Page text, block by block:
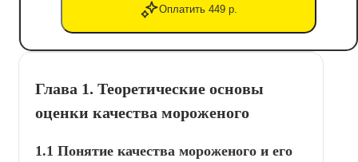
Оплатить 449 р.
Глава 1. Теоретические основы
оценки качества мороженого
1.1 Понятие качества мороженого и его